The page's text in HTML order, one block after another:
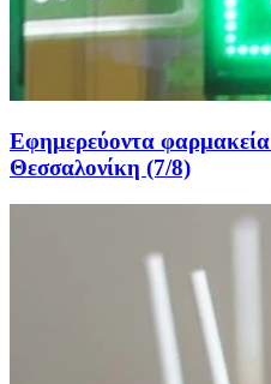
Εφημερεύοντα
Θεσσαλονίκη (7/8)